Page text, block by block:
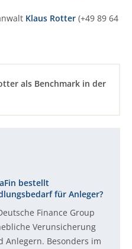
Klaus Rotter (+49 89 64
als Benchmark in der
bestellt
für Anleger?
Finance Group
Verunsicherung
Anlegern. Besonders im